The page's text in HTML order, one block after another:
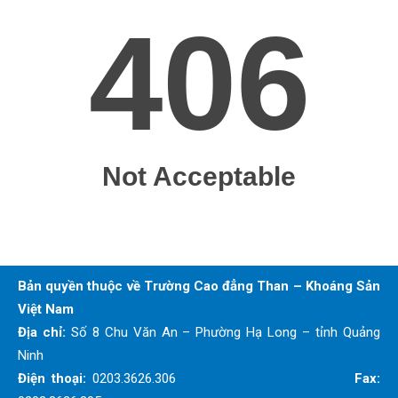
Bản quyền thuộc về Trường Cao đẳng Than – Khoáng Sản
Việt Nam
Địa chỉ: Số 8 Chu Văn An – Phường Hạ Long – tỉnh Quảng
Ninh
Điện thoại: 0203.3626.306 Fax: